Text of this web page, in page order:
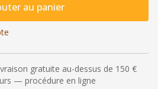
au panier
gratuite au-dessus de 150 €
— procédure en ligne